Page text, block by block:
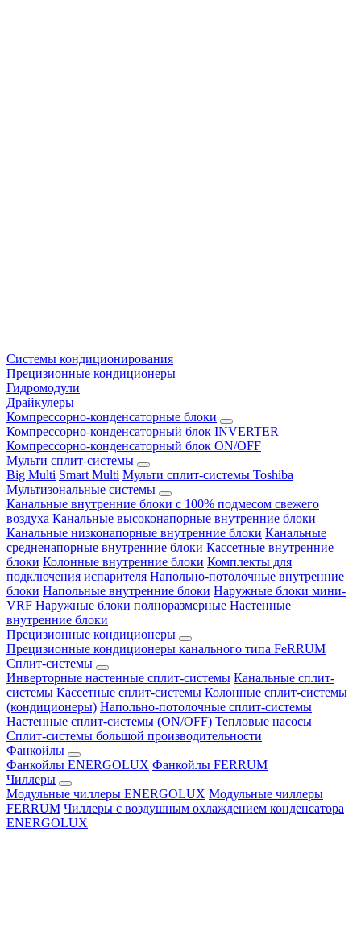
Системы кондиционирования
Прецизионные кондиционеры
Гидромодули
Драйкулеры
Компрессорно-конденсаторные блоки
Компрессорно-конденсаторный блок INVERTER
Компрессорно-конденсаторный блок ON/OFF
Мульти сплит-системы
Big Multi Smart Multi Мульти сплит-системы Toshiba
Мультизональные системы
Канальные внутренние блоки с 100% подмесом свежего
воздуха Канальные высоконапорные внутренние блоки
Канальные низконапорные внутренние блоки Канальные
средненапорные внутренние блоки Кассетные внутренние
блоки Колонные внутренние блоки Комплекты для
подключения испарителя Напольно-потолочные внутренние
блоки Напольные внутренние блоки Наружные блоки мини-
VRF Наружные блоки полноразмерные Настенные
внутренние блоки
Прецизионные кондиционеры
Прецизионные кондиционеры канального типа FeRRUM
Сплит-системы
Инверторные настенные сплит-системы Канальные сплит-
системы Кассетные сплит-системы Колонные сплит-системы
(кондиционеры) Напольно-потолочные сплит-системы
Настенные сплит-системы (ON/OFF) Тепловые насосы
Сплит-системы большой производительности
Фанкойлы
Фанкойлы ENERGOLUX Фанкойлы FERRUM
Чиллеры
Модульные чиллеры ENERGOLUX Модульные чиллеры
FERRUM Чиллеры с воздушным охлаждением конденсатора
ENERGOLUX